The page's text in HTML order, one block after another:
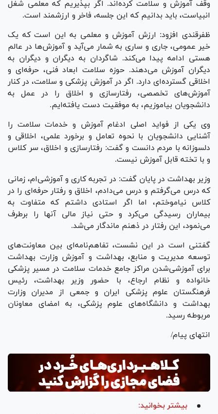
وقف آموزش و سلامت کرده‌اند. اگر بپذیریم که معلمی شغل
انبیاست، باید بدانیم که این جلسه، فاخر و ارزشمند است.
ظفرقندی افزود: ارزش آموزش و معلمی به این است که یک
خیر عمومی، جاری و ساری به شمار می‌آید و آموزش‌ها در عالم
هستی ادامه پیدا می‌کند. شاگردان به دیگران و دیگران به
دیگران آموزش می‌دهند. حوزه سلامت ابعاد فنی، حرفه‌ای و
اخلاقی گسترده‌ای دارد. اگر در آموزش پزشکی و سلامت، در کنار
آموزش‌های تخصصی، رفتارسازی و اخلاق را در عمل به
دانشجویان بیاموزیم، به موفقیت دست یافته‌ایم.
وی یکی از فواید اصلی ادغام آموزش و خدمات سلامت را
آشنایی دانشجویان با نحوه تعامل و برخورد علمی، اخلاقی و
دلسوزانه با مردم دانست و گفت: رفتارسازی و اخلاق، سر کلاس
و با تخته قابل آموزش نیست.
وزیر بهداشت در پایان گفت: در تجربه کاری و آموزشی‌ام، زمانی
که درس می‌گرفتم و درس می‌دادم، اخلاق و رفتار حرفه‌ای را در
کلاس نیاموختم، اما اگر استادی داشتم که متفاوت به
بیماران رسیدگی می‌کرد و حتی نیاز مالی آنها را برطرف
می‌نمود، این رفتار در ذهنم ماندگار می‌شد.
گفتنی است در این نشست، تفاهم‌نامه‌ای بین معاونت‌های
توسعه مدیریت و منابع، بهداشت و آموزش وزارت بهداشت
برای آموزشی‌شدن مراکز جامع خدمات سلامت در مسیر پزشکی
خانواده و نظام ارجاع، با حضور وزیر بهداشت، رئیس
فرهنگستان علوم پزشکی ایران و جمعی از مدیران وزارت
بهداشت و دانشگاه‌های علوم پزشکی، به امضای معاونان
مربوطه رسید.
انتهای پیام/
بیشتر بخوانید: